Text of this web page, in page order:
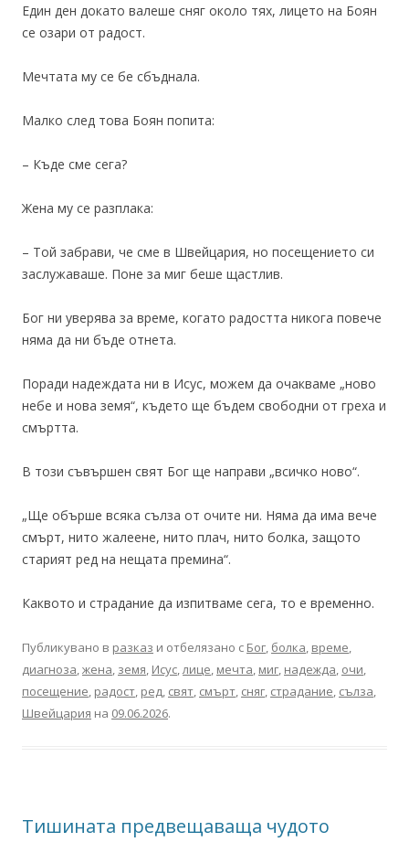
Един ден докато валеше сняг около тях, лицето на Боян
се озари от радост.
Мечтата му се бе сбъднала.
Малко след това Боян попита:
– Къде сме сега?
Жена му се разплака:
– Той забрави, че сме в Швейцария, но посещението си
заслужаваше. Поне за миг беше щастлив.
Бог ни уверява за време, когато радостта никога повече
няма да ни бъде отнета.
Поради надеждата ни в Исус, можем да очакваме „ново
небе и нова земя“, където ще бъдем свободни от греха и
смъртта.
В този съвършен свят Бог ще направи „всичко ново“.
„Ще обърше всяка сълза от очите ни. Няма да има вече
смърт, нито жалеене, нито плач, нито болка, защото
старият ред на нещата премина“.
Каквото и страдание да изпитваме сега, то е временно.
Публикувано в разказ и отбелязано с Бог, болка, време,
диагноза,жена, земя, Исус,лице, мечта, миг, надежда, очи,
посещение, радост, ред, свят, смърт, сняг, страдание, сълза,
Швейцария на 09.06.2026.
Тишината предвещаваща чудото